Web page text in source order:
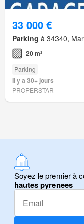
33 000 €
Parking à 34340,
20 m²
Parking
Il y a 30+ jours
PROPERSTAR
Soyez le premier à
hautes pyrenees